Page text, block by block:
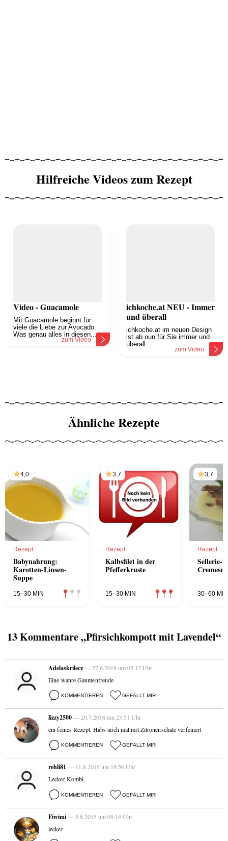
Hilfreiche Videos zum Rezept
Video - Guacamole
Mit Guacamole beginnt für
viele die Liebe zur Avocado.
Was genau alles in diesen...
zum Video
ichkoche.at NEU - Immer
und überall
ichkoche.at im neuen Design
ist ab nun für Sie immer und
überall...
zum Video
Ähnliche Rezepte
4,0
Rezept
Babynahrung:
Karotten-Linsen-
Suppe
15–30 MIN
3,7
Rezept
Kalbsfilet in der
Pfefferkruste
15–30 MIN
3,7
Rezept
Sellerie-
30–60 MIN
13 Kommentare „Pfirsichkompott mit Lavendel“
Adelaskrilecz— 27.6.2018 um 05:17 Uhr
Eine wahre Gaumenfreude
KOMMENTIEREN GEFÄLLT MIR
lizzy2500— 20.7.2016 um 23:51 Uhr
ein feines Rezept. Habs auch mal mit Zitronenschale verfeinert
KOMMENTIEREN GEFÄLLT MIR
rehli81 — 11.8.2015 um 18:56 Uhr
Lecker Kombi
KOMMENTIEREN GEFÄLLT MIR
Fiwimi— 5.8.2015 um 09:14 Uhr
lecker